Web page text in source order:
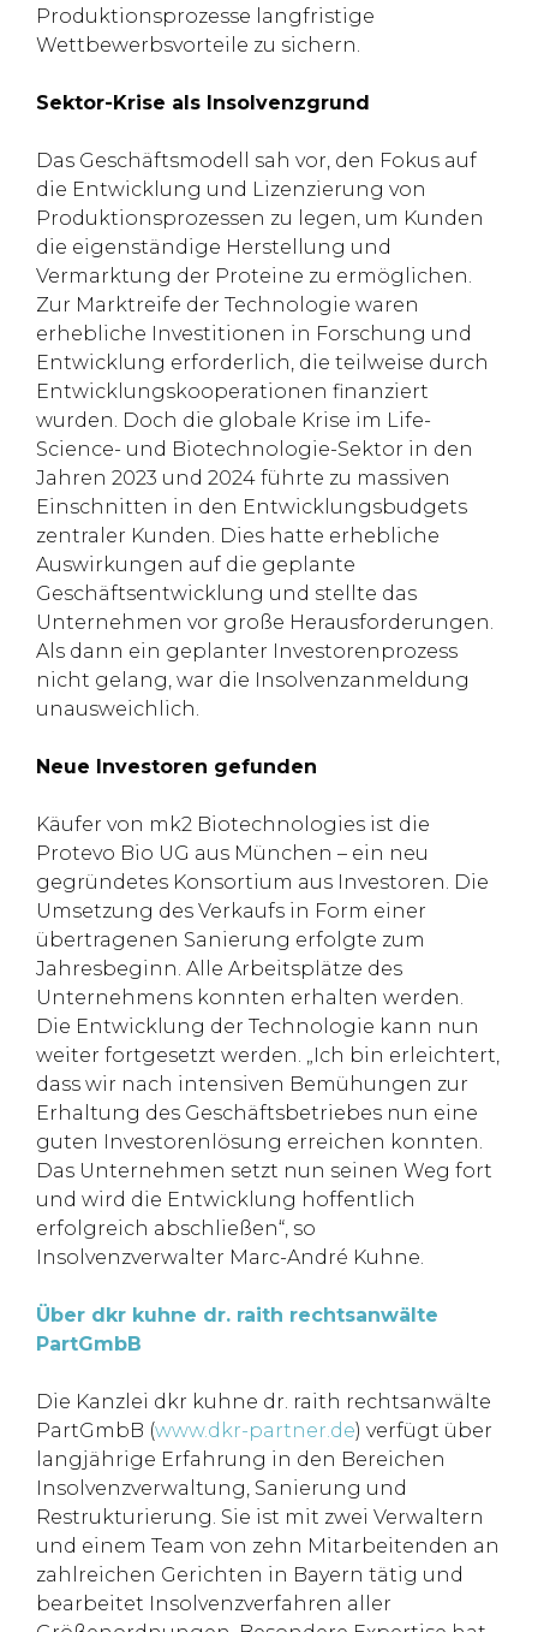
Produktionsprozesse langfristige
Wettbewerbsvorteile zu sichern.
Sektor-Krise als Insolvenzgrund
Das Geschäftsmodell sah vor, den Fokus auf
die Entwicklung und Lizenzierung von
Produktionsprozessen zu legen, um Kunden
die eigenständige Herstellung und
Vermarktung der Proteine zu ermöglichen.
Zur Marktreife der Technologie waren
erhebliche Investitionen in Forschung und
Entwicklung erforderlich, die teilweise durch
Entwicklungskooperationen finanziert
wurden. Doch die globale Krise im Life-
Science- und Biotechnologie-Sektor in den
Jahren 2023 und 2024 führte zu massiven
Einschnitten in den Entwicklungsbudgets
zentraler Kunden. Dies hatte erhebliche
Auswirkungen auf die geplante
Geschäftsentwicklung und stellte das
Unternehmen vor große Herausforderungen.
Als dann ein geplanter Investorenprozess
nicht gelang, war die Insolvenzanmeldung
unausweichlich.
Neue Investoren gefunden
Käufer von mk2 Biotechnologies ist die
Protevo Bio UG aus München – ein neu
gegründetes Konsortium aus Investoren. Die
Umsetzung des Verkaufs in Form einer
übertragenen Sanierung erfolgte zum
Jahresbeginn. Alle Arbeitsplätze des
Unternehmens konnten erhalten werden.
Die Entwicklung der Technologie kann nun
weiter fortgesetzt werden. „Ich bin erleichtert,
dass wir nach intensiven Bemühungen zur
Erhaltung des Geschäftsbetriebes nun eine
guten Investorenlösung erreichen konnten.
Das Unternehmen setzt nun seinen Weg fort
und wird die Entwicklung hoffentlich
erfolgreich abschließen“, so
Insolvenzverwalter Marc-André Kuhne.
Über dkr kuhne dr. raith rechtsanwälte
PartGmbB
Die Kanzlei dkr kuhne dr. raith rechtsanwälte
PartGmbB (www.dkr-partner.de) verfügt über
langjährige Erfahrung in den Bereichen
Insolvenzverwaltung, Sanierung und
Restrukturierung. Sie ist mit zwei Verwaltern
und einem Team von zehn Mitarbeitenden an
zahlreichen Gerichten in Bayern tätig und
bearbeitet Insolvenzverfahren aller